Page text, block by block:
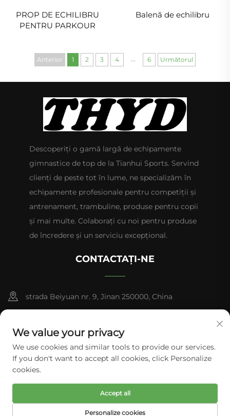
PROP DE ECHILIBRU
PENTRU PARKOUR
Balenă de echilibru
Anterior 1 2 3 4 6 Următorul
Descoperiți o gamă largă de echipamente
gimnastice de top de la Tianhui Sports. Servind
clienți de peste tot în lume, ne specializăm în
echipamente profesionale pentru competiții și
antrenament, trambuline, produse pentru copii
și mai multe. Colaborați cu noi pentru produse
de încredere și un serviciu excepțional.
CONTACTAȚI-NE
strada Beiyuan nr. 9, Jinan 250000, China
[email protected]
Drepturi de autor © 2026 Tianhui Sports. Toate drepturile
Politica de confidențialitate
We value your privacy
We use cookies and similar tools to provide our services.
If you don't want to accept all cookies, click Personalize
cookies.
Personalize cookies
Accept all